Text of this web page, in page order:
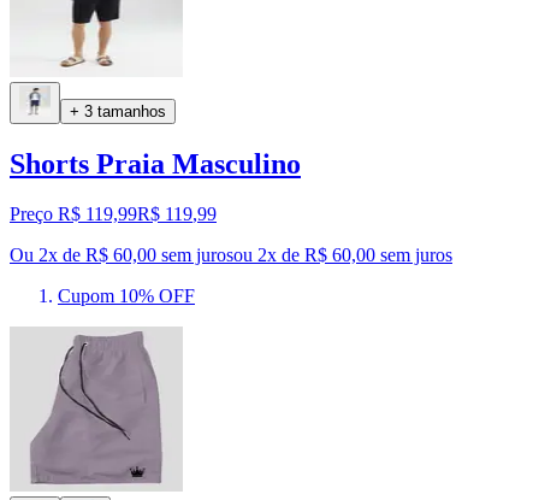
+ 3 tamanhos
Shorts Praia Masculino
Preço R$ 119,99R$ 119,99
Ou 2x de R$ 60,00 sem jurosou 2x de R$ 60,00 sem juros
Cupom 10% OFF